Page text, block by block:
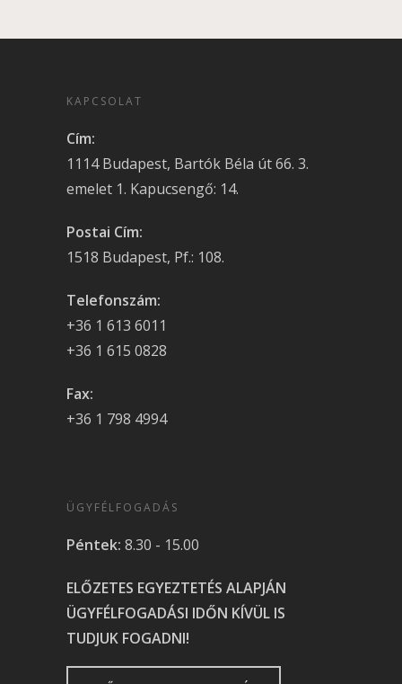
KAPCSOLAT
Cím:
1114 Budapest, Bartók Béla út 66. 3.
emelet 1. Kapucsengő: 14.
Postai Cím:
1518 Budapest, Pf.: 108.
Telefonszám:
+36 1 613 6011
+36 1 615 0828
Fax:
+36 1 798 4994
ÜGYFÉLFOGADÁS
Péntek: 8.30 - 15.00
ELŐZETES EGYEZTETÉS ALAPJÁN
ÜGYFÉLFOGADÁSI IDŐN KÍVÜL IS
TUDJUK FOGADNI!